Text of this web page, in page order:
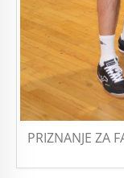
PRIZNANJE ZA